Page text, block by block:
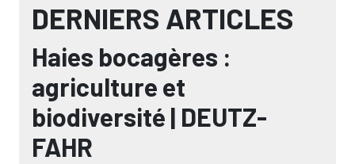
DERNIERS ARTICLES
Haies bocagères :
agriculture et
biodiversité | DEUTZ-
FAHR